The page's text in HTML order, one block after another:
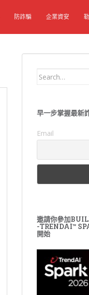
防詐騙 企業資安
Search
早一步掌握最新
Email
邀請你參加
-TRENDAI™
開始